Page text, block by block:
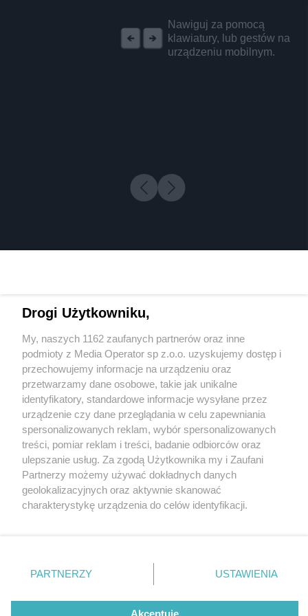
Nawiguj za pomocą
klawiatury, lub gestów na
urządzeniu mobilnym.
4 / 0
Wydawca mediów lokalnych
Nie zapomnij
zapoznać się z:
polityką prywatności regulamin korzystania z portali
Twojemiasto
Piekary Śląskie
Chorzów
Tarnowskie Góry
Gliwice
Skontakuj sięz nami
Kontakt
Wydawca
Redakcja
Drogi Użytkowniku,
My, naszych 1162 zaufanych partnerów oraz inne
podmioty z Media Operator sp z.o.o. uzyskujemy dostęp i
przechowujemy informacje na urządzeniu oraz
przetwarzamy dane osobowe, takie jak unikalne
identyfikatory, standardowe informacje wysyłane przez
urządzenie czy dane przeglądania w celu zapewniania
spersonalizowanych reklam, wybór spersonalizowanych
treści, pomiar reklam i treści, badanie odbiorców oraz
ulepszanie usług. Za zgodą Użytkownika my i Zaufani
Partnerzy możemy używać dokładnych danych
geolokalizacyjnych oraz aktywnie skanować
charakterystykę urządzenia do celów identyfikacji.
zmienić/wycofać klikając przycisk ustawień prywatności
znajdujący się w lewym dolnym rogu strony
rodzaje przetwarzania danych nie wymagają zgody
użytkownika, ale masz prawo sprzeciwić się takiemu
PARTNERZY USTAWIENIA
Akceptuję